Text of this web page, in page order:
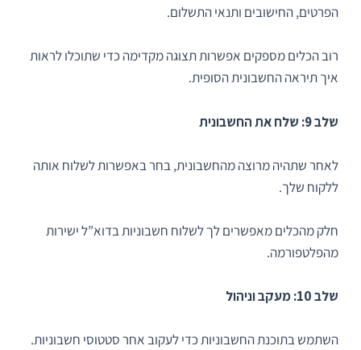
הפרטים, החישובים ותנאי התשלום.
רוב הכלים מספקים אפשרות תצוגה מקדימה כדי שתוכלו לראות
איך תיראה החשבונית הסופית.
שלב 9: שלח את החשבונית
לאחר שתהיה מרוצה מהחשבונית, בחר באפשרות לשלוח אותה
ללקוח שלך.
חלק מהכלים מאפשרים לך לשלוח חשבוניות בדוא”ל ישירות
מהפלטפורמה.
שלב 10: מעקב וניהול
השתמש בתוכנת החשבוניות כדי לעקוב אחר סטטוסי חשבוניות.